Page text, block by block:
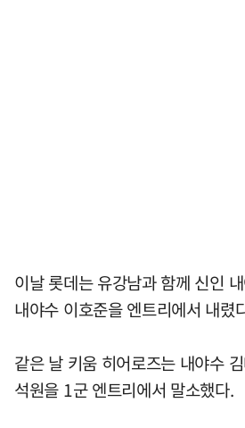
이날 롯데는 유강남과 함께 신인
내야수 이호준을 엔트리에서 내렸
같은 날 키움 히어로즈는 내야수
석원을 1군 엔트리에서 말소했다.